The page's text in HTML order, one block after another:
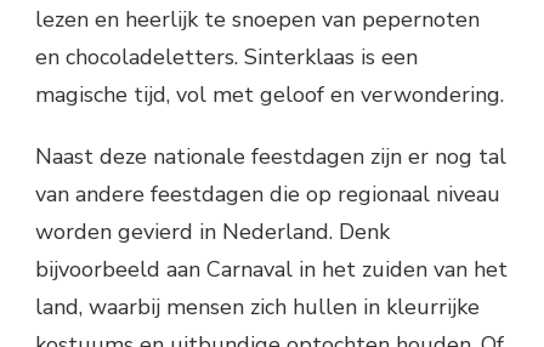
lezen en heerlijk te snoepen van pepernoten
en chocoladeletters. Sinterklaas is een
magische tijd, vol met geloof en verwondering.
Naast deze nationale feestdagen zijn er nog tal
van andere feestdagen die op regionaal niveau
worden gevierd in Nederland. Denk
bijvoorbeeld aan Carnaval in het zuiden van het
land, waarbij mensen zich hullen in kleurrijke